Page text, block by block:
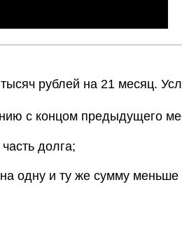
рублей на 21 месяц.
с концом предыдущего
долга;
одну и ту же сумму